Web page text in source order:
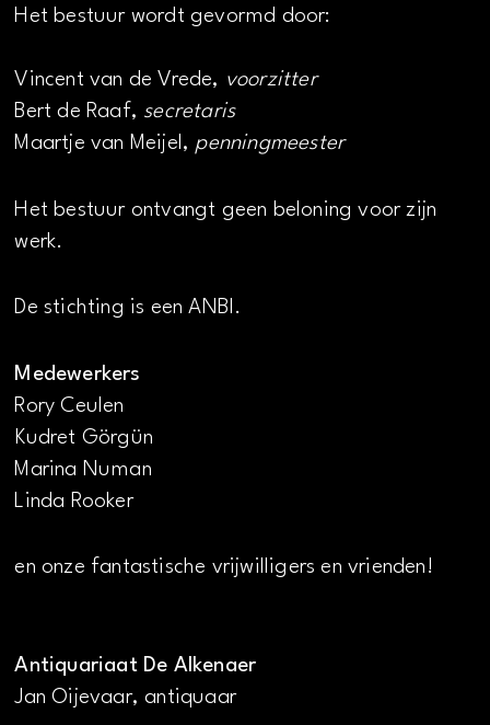
Het bestuur wordt gevormd door:
Vincent van de Vrede, voorzitter
Bert de Raaf, secretaris
Maartje van Meijel, penningmeester
Het bestuur ontvangt geen beloning voor zijn
werk.
De stichting is een ANBI.
Medewerkers
Rory Ceulen
Kudret Görgün
Marina Numan
Linda Rooker
en onze fantastische vrijwilligers en vrienden!
Antiquariaat De Alkenaer
Jan Oijevaar, antiquaar